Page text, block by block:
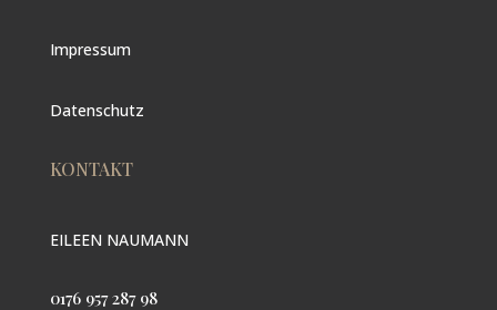
Impressum
Datenschutz
KONTAKT
EILEEN NAUMANN
0176 957 287 98